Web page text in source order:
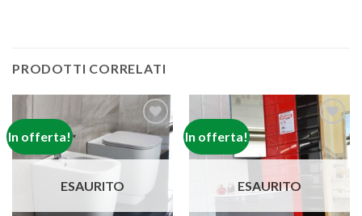
PRODOTTI CORRELATI
In offerta!
Aggiungi
alla lista
dei
ESAURITO
In offerta!
Aggiungi
alla lista
dei
ESAURITO